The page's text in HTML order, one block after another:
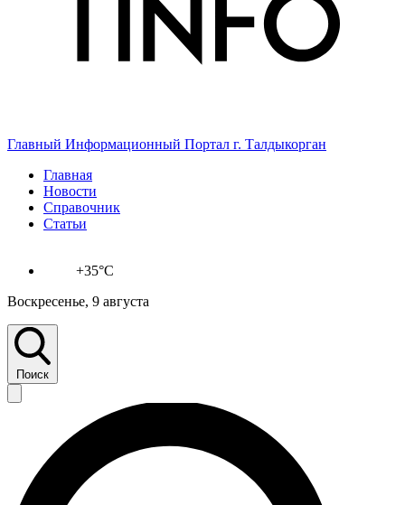
Главный Информационный Портал г. Талдыкорган
Главная
Новости
Справочник
Статьи
+35°C
Воскресенье, 9 августа
Поиск